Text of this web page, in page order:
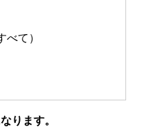
べて）
ります。